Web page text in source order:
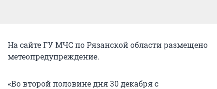
На сайте ГУ МЧС по Рязанской области размещено
метеопредупреждение.
«Во второй половине дня 30 декабря с